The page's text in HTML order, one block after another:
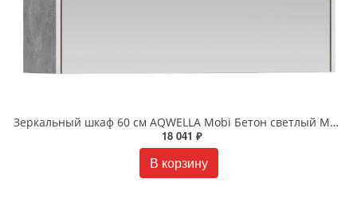
Зеркальный шкаф 60 см AQWELLA Mobi Бетон светлый MOB0406+MOB0717BS
18 041 ₽
В корзину